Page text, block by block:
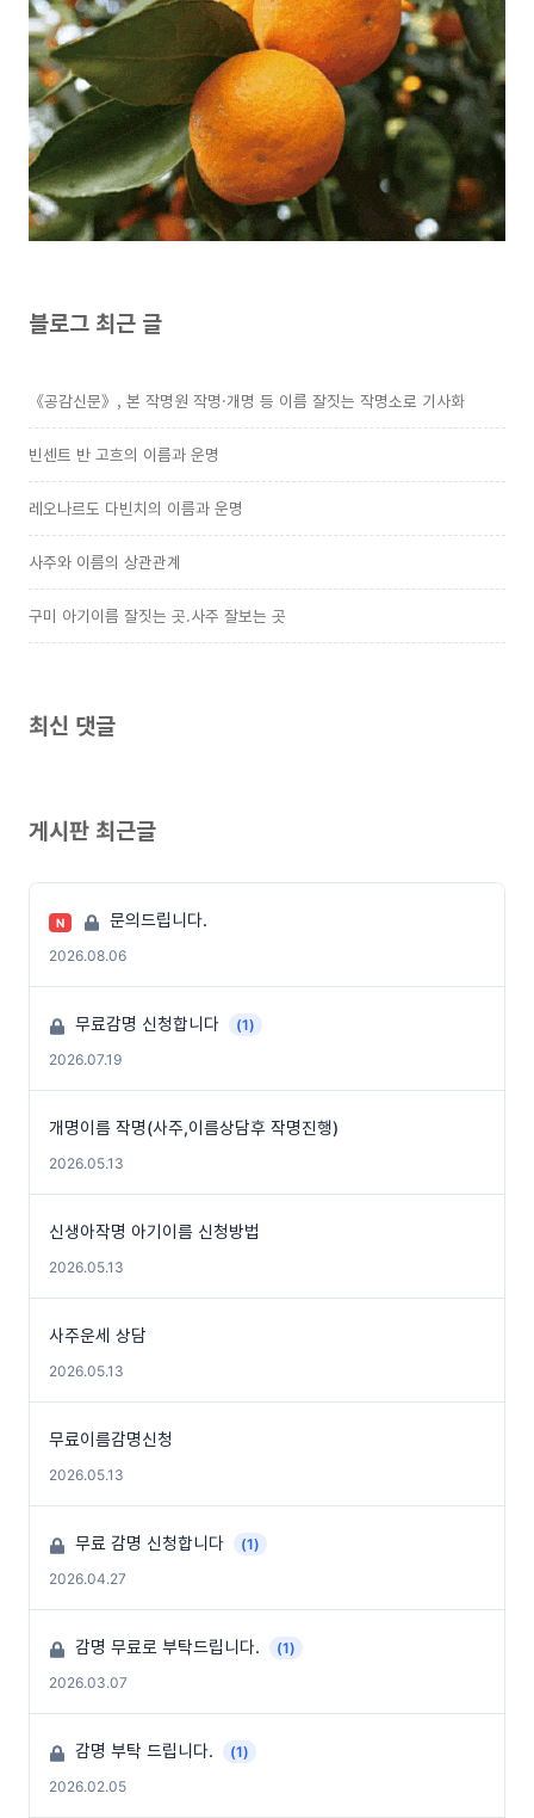
블로그 최근 글
《공감신문》, 본 작명원 작명·개명 등 이름 잘짓는 작명소로 기사화
빈센트 반 고흐의 이름과 운명
레오나르도 다빈치의 이름과 운명
사주와 이름의 상관관계
구미 아기이름 잘짓는 곳.사주 잘보는 곳
최신 댓글
게시판 최근글
N 문의드립니다.
2026.08.06
무료감명 신청합니다
(1)
2026.07.19
개명이름 작명(사주,이름상담후 작명진행)
2026.05.13
신생아작명 아기이름 신청방법
2026.05.13
사주운세 상담
2026.05.13
무료이름감명신청
2026.05.13
무료 감명 신청합니다
(1)
2026.04.27
감명 무료로 부탁드립니다.
(1)
2026.03.07
감명 부탁 드립니다.
(1)
2026.02.05